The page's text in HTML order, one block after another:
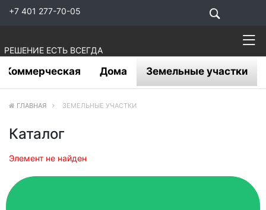
+7 401 277-70-05
РЕШЕНИЕ ЕСТЬ ВСЕГДА
Коммерческая Дома Земельные участки
ГЛАВНАЯ ЗЕМЕЛЬНЫЕ УЧАСТКИ
Каталог
Элемент не найден